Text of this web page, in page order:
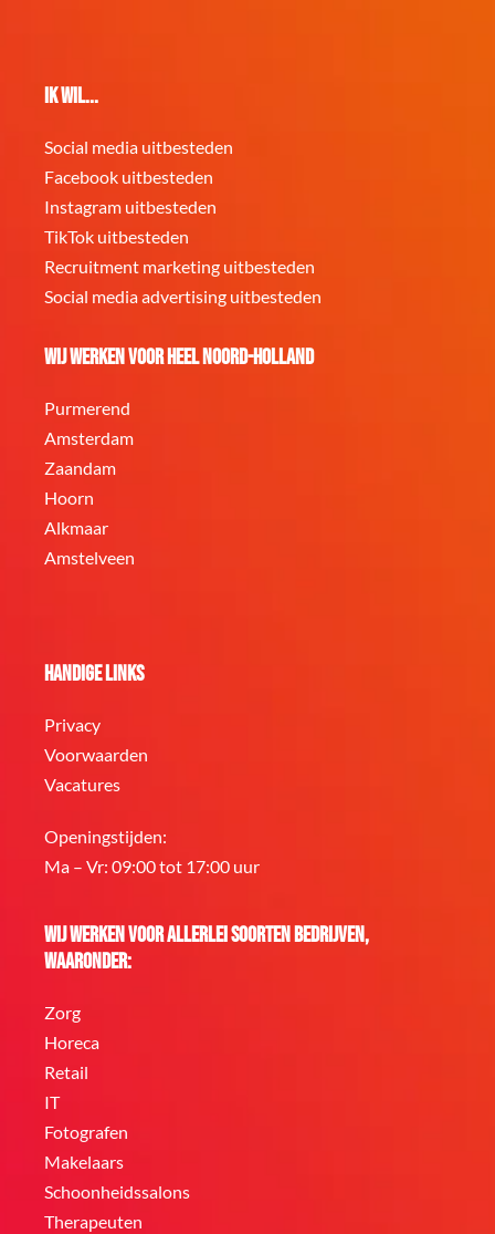
Ik wil...
Social media uitbesteden
Facebook uitbesteden
Instagram uitbesteden
TikTok uitbesteden
Recruitment marketing uitbesteden
Social media advertising uitbesteden
Wij werken voor heel Noord-Holland
Purmerend
Amsterdam
Zaandam
Hoorn
Alkmaar
Amstelveen
Handige links
Privacy
Voorwaarden
Vacatures
Openingstijden:
Ma – Vr: 09:00 tot 17:00 uur
Wij werken voor allerlei soorten bedrijven,
waaronder:
Zorg
Horeca
Retail
IT
Fotografen
Makelaars
Schoonheidssalons
Therapeuten